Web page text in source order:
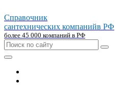
Справочник
сантехнических компанийв РФ
более 45 000 компаний в РФ